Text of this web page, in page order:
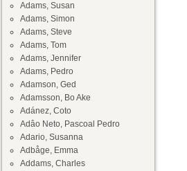
Adams, Susan
Adams, Simon
Adams, Steve
Adams, Tom
Adams, Jennifer
Adams, Pedro
Adamson, Ged
Adamsson, Bo Ake
Adánez, Coto
Adâo Neto, Pascoal Pedro
Adario, Susanna
Adbåge, Emma
Addams, Charles